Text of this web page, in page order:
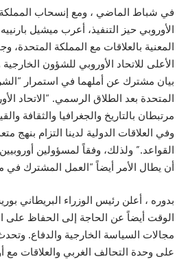
في شباط الماضي ، ومع إنسحاب المملكة
الأوروبي حيز التنفيذ، أعرب ميشيل
المعنية بالعلاقات مع المملكة المتحدة،
الأعلى للاتحاد الأوروبي للشؤون
بيان مشترك عن أملهما في استمرار
المتحدة بعد الطلاق الرسمي. “الاتحاد
مرتبطان بالتاريخ والجغرافيا والثقافة
وفي العلاقات الدولية لدينا التزام بنهج
القواعد.” ولذلك، وفقاً لمسؤولين
أن يطال الأمر أيضاً “العمل المشترك في
بدوره ، أعلن رئيس الوزراء البريطاني
الوقت أيضاً عن الحاجة إلى الحفاظ على
مجالات السياسة الخارجية والدفاع.
على وحدة التحالف الغربي والعلاقات مع